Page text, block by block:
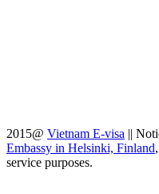
2015@ Vietnam E-visa ||
Embassy in Helsinki, Finland
service purposes.